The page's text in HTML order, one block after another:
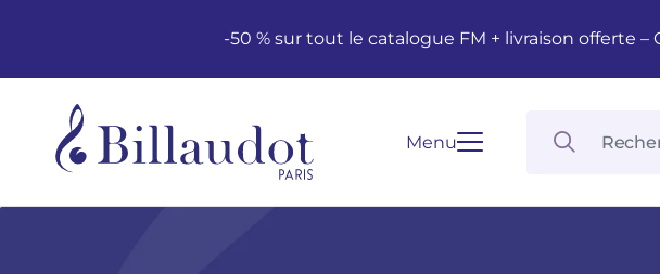
-50 % sur tout le catalogue FM + livraison offerte
Menu